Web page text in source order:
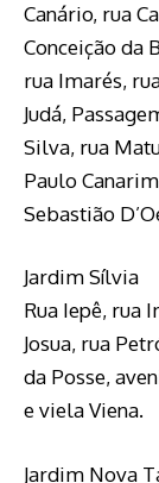
Canário, rua
Conceição da
rua Imarés,
Judá,
Silva, rua
Paulo
Sebastião
Jardim Sílvia
Rua Iepê, rua
Josua, rua
da Posse,
e viela Viena.
Jardim Nova